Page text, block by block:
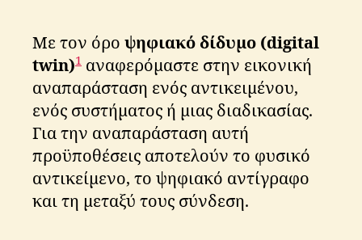
Με τον όρο ψηφιακό δίδυμο (digital
twin)1 αναφερόμαστε στην εικονική
αναπαράσταση ενός αντικειμένου,
ενός συστήματος ή μιας διαδικασίας.
Για την αναπαράσταση αυτή
προϋποθέσεις αποτελούν το φυσικό
αντικείμενο, το ψηφιακό αντίγραφο
και τη μεταξύ τους σύνδεση.